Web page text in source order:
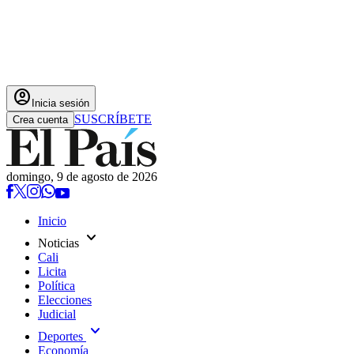
account_circle Inicia sesión
Crea cuenta SUSCRÍBETE
domingo, 9 de agosto de 2026
Inicio
Noticias expand_more
Cali
Licita
Política
Elecciones
Judicial
Deportes expand_more
Economía